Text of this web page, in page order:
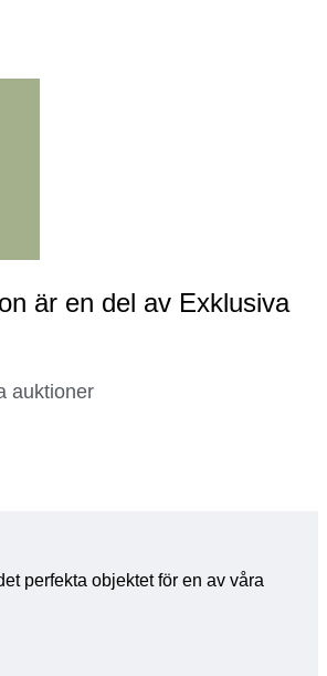
är en del av Exklusiva
auktioner
perfekta objektet för en av våra